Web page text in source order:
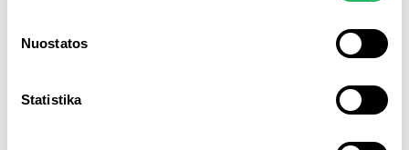
Nuostatos
Statistika